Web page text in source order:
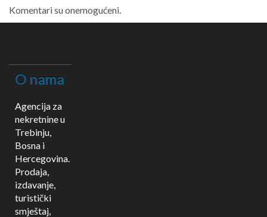
Komentari su onemogućeni.
O nama
Agencija za
nekretnine u
Trebinju,
Bosna i
Hercegovina.
Prodaja,
izdavanje,
turistički
smještaj,